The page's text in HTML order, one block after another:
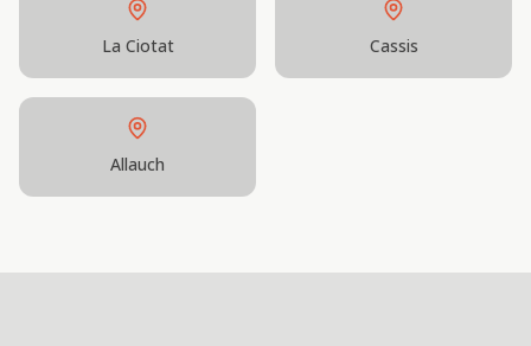
La Ciotat Cassis
Allauch